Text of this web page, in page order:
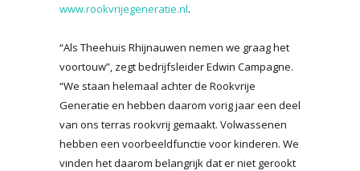
www.rookvrijegeneratie.nl.
“Als Theehuis Rhijnauwen nemen we graag het
voortouw”, zegt bedrijfsleider Edwin Campagne.
“We staan helemaal achter de Rookvrije
Generatie en hebben daarom vorig jaar een deel
van ons terras rookvrij gemaakt. Volwassenen
hebben een voorbeeldfunctie voor kinderen. We
vinden het daarom belangrijk dat er niet gerookt